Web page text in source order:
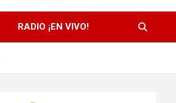
RADIO ¡EN VIVO!